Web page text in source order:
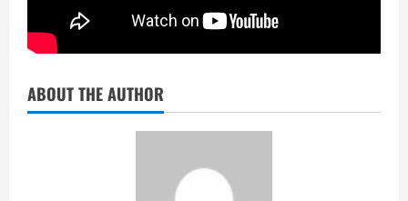
ABOUT THE AUTHOR